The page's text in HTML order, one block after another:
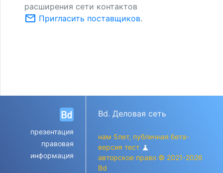
расширения сети контактов
mail_outline Пригласить поставщиков.
презентация
правовая
информация
Bd. Деловая сеть
нам 5лет, публичная бета-
версия тест science
авторское право © 2021-2026
Bd